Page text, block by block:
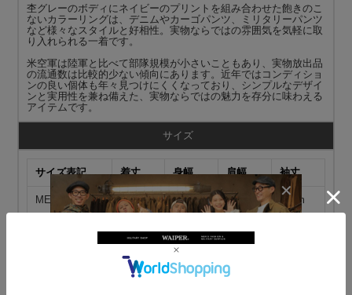
杢グレーのボディにネイビーのプリントを組み合わせた飽きのこ
ないカラーリングは、デニムやカーゴパンツ、ミリタリーパンツ
など様々なスタイルと好相性。実物ならではの雰囲気を気軽に取
り入れられる一着です。
米空軍は陸軍と比べて部隊規模が小さいこともあり、実物放出品
の流通数は比較的少ない傾向にあります。近年ではコンディショ
ンの良い個体も年々見つけにくくなっており、シンプルなデザイ
ンと実用性を兼ね備えた、実物ならではの魅力を存分に味わえる
アイテムです。
サイズ
サイズ表記 着丈 身幅 肩幅 袖丈
MEDIUM 67cm 52cm 45cm 25cm
78cm 60cm